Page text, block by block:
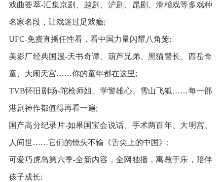
戏曲荟萃-汇集京剧、越剧、沪剧、昆剧、滑稽戏等多戏种
名家名段，让戏迷过足戏瘾;
UFC-免费直播任性看，看中国力量闪耀八角笼;
美影厂经典国漫-天书奇谭、葫芦兄弟、黑猫警长、西岳奇
童、大闹天宫……你的童年都在这里;
TVB怀旧剧场-陀枪师姐、学警雄心、雪山飞狐……每一部
港剧神作都值得再看一遍;
国产高分纪录片-如果国宝会说话、手术两百年、大明宫、
人间世……它们的镜头不输《舌尖上的中国》;
可爱巧虎岛第六季-全新内容，全网独播，寓教于乐，陪伴
孩子成长;